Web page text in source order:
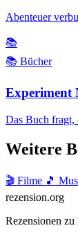
Abenteuer
📚
📚 Bücher
Experiment
Das Buch fragt,
Weitere
🎬 Filme 🎵
rezension.org
Rezensionen